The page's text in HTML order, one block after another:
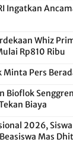
Ingatkan
Whiz
Rp810 Ribu
Minta Pers
Bioflok
Biaya
2026,
Mas